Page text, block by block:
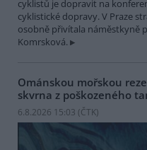
cyklistů je dopravit na
cyklistické dopravy. V Praze
osobně přivítala náměstkyně
Komrsková.
Ománskou mořskou
skvrna z poškozeného
6.8.2026 15:03 (ČTK)